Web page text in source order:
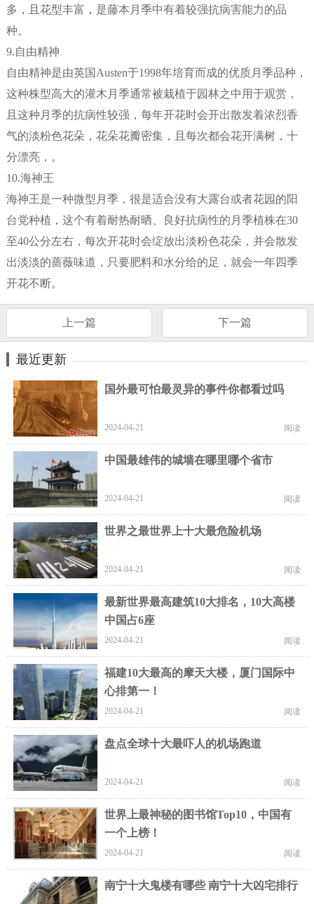
多，且花型丰富，是藤本月季中有着较强抗病害能力的品
种。
9.自由精神
自由精神是由英国Austen于1998年培育而成的优质月季品种，
这种株型高大的灌木月季通常被栽植于园林之中用于观赏，
且这种月季的抗病性较强，每年开花时会开出散发着浓烈香
气的淡粉色花朵，花朵花瓣密集，且每次都会花开满树，十
分漂亮，。
10.海神王
海神王是一种微型月季，很是适合没有大露台或者花园的阳
台党种植，这个有着耐热耐晒、良好抗病性的月季植株在30
至40公分左右，每次开花时会绽放出淡粉色花朵，并会散发
出淡淡的蔷薇味道，只要肥料和水分给的足，就会一年四季
开花不断。
上一篇 下一篇
最近更新
国外最可怕最灵异的事件你都看过吗
2024-04-21 阅读
中国最雄伟的城墙在哪里哪个省市
2024-04-21 阅读
世界之最世界上十大最危险机场
2024-04-21 阅读
最新世界最高建筑10大排名，10大高楼
中国占6座
2024-04-21 阅读
福建10大最高的摩天大楼，厦门国际中
心排第一！
2024-04-21 阅读
盘点全球十大最吓人的机场跑道
2024-04-21 阅读
世界上最神秘的图书馆Top10，中国有
一个上榜！
2024-04-21 阅读
南宁十大鬼楼有哪些 南宁十大凶宅排行